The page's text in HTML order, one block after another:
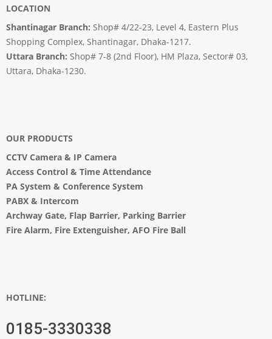
LOCATION
Shantinagar Branch: Shop# 4/22-23, Level 4, Eastern Plus
Shopping Complex, Shantinagar, Dhaka-1217.
Uttara Branch: Shop# 7-8 (2nd Floor), HM Plaza, Sector# 03,
Uttara, Dhaka-1230.
OUR PRODUCTS
CCTV Camera & IP Camera
Access Control & Time Attendance
PA System & Conference System
PABX & Intercom
Archway Gate, Flap Barrier, Parking Barrier
Fire Alarm, Fire Extenguisher, AFO Fire Ball
HOTLINE:
0185-3330338